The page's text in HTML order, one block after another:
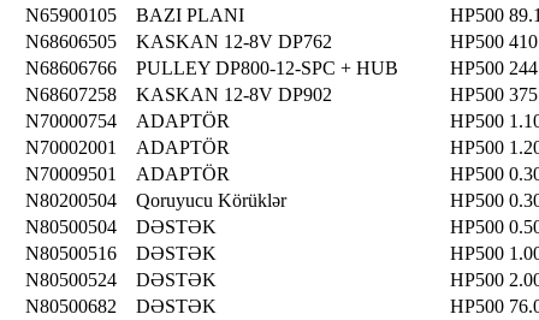
N65900105
BAZI PLANI HP500
N68606505
KASKAN 12-8V DP762 HP500
N68606766
PULLEY DP800-12-SPC + HUB HP500
N68607258
KASKAN 12-8V DP902 HP500
N70000754
ADAPTÖR HP500
N70002001
ADAPTÖR HP500
N70009501
ADAPTÖR HP500
N80200504
Qoruyucu Körüklər HP500
N80500504
DƏSTƏK HP500
N80500516
DƏSTƏK HP500
N80500524
DƏSTƏK HP500
N80500682
DƏSTƏK HP500